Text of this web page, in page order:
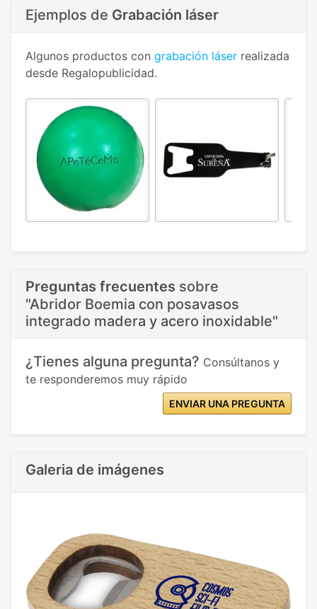
Ejemplos de Grabación láser
Algunos productos con grabación láser realizada
desde Regalopublicidad.
Preguntas frecuentes sobre
"Abridor Boemia con posavasos
integrado madera y acero inoxidable"
¿Tienes alguna pregunta? Consúltanos y
te responderemos muy rápido
ENVIAR UNA PREGUNTA
Galeria de imágenes